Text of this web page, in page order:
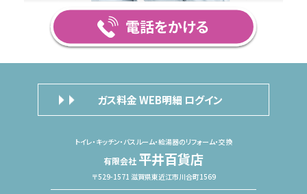
ガス料金 WEB明細 ログイン
トイレ・キッチン・バスルーム・給湯器のリフォーム・交換
有限会社 平井百貨店
〒529-1571 滋賀県東近江市川合町1569